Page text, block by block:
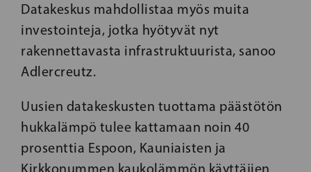
Datakeskus mahdollistaa myös muita
investointeja, jotka hyötyvät nyt
rakennettavasta infrastruktuurista, sanoo
Adlercreutz.
Uusien datakeskusten tuottama päästötön
hukkalämpö tulee kattamaan noin 40
prosenttia Espoon, Kauniaisten ja